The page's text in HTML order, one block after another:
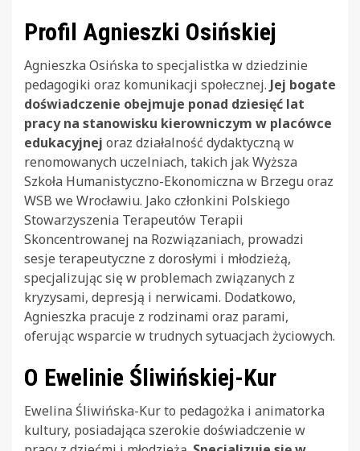
Profil Agnieszki Osińskiej
Agnieszka Osińska to specjalistka w dziedzinie
pedagogiki oraz komunikacji społecznej. Jej bogate
doświadczenie obejmuje ponad dziesięć lat
pracy na stanowisku kierowniczym w placówce
edukacyjnej oraz działalność dydaktyczną w
renomowanych uczelniach, takich jak Wyższa
Szkoła Humanistyczno-Ekonomiczna w Brzegu oraz
WSB we Wrocławiu. Jako członkini Polskiego
Stowarzyszenia Terapeutów Terapii
Skoncentrowanej na Rozwiązaniach, prowadzi
sesje terapeutyczne z dorosłymi i młodzieżą,
specjalizując się w problemach związanych z
kryzysami, depresją i nerwicami. Dodatkowo,
Agnieszka pracuje z rodzinami oraz parami,
oferując wsparcie w trudnych sytuacjach życiowych.
O Ewelinie Śliwińskiej-Kur
Ewelina Śliwińska-Kur to pedagożka i animatorka
kultury, posiadająca szerokie doświadczenie w